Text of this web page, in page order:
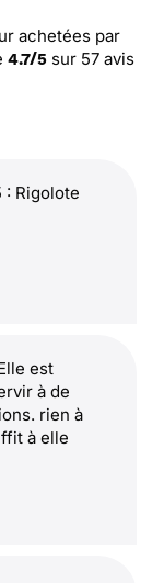
achetées par
4.7/5 sur 57 avis
: Rigolote
est
à de
rien à
à elle